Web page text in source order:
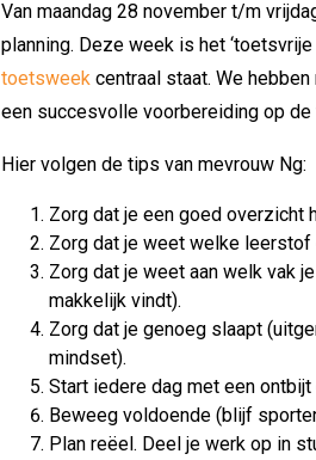
Van maandag 28 november t/m
planning. Deze week is het
toetsweek centraal staat. We
een succesvolle voorbereiding op
Hier volgen de tips van mevrouw Ng:
Zorg dat je een goed overzicht
Zorg dat je weet welke
Zorg dat je weet aan welk vak
makkelijk vindt).
Zorg dat je genoeg slaapt
mindset).
Start iedere dag met een
Beweeg voldoende (blijf
Plan reëel. Deel je werk op in